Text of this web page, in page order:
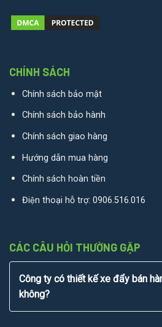
CHÍNH SÁCH
Chính sách bảo mật
Chính sách bảo hành
Chính sách giao hàng
Hướng dẫn mua hàng
Chính sách hoàn tiền
Điện thoại hỗ trợ: 0906.516.016
CÁC CÂU HỎI THƯỜNG GẶP
Công ty có thiết kế xe đẩy bán
không?